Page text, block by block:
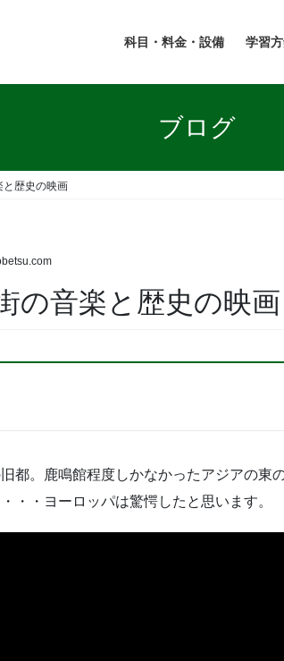
科目・料金・設備 学習
ブログ
と歴史の映画
の音楽と歴史の映画
都。鹿鳴館程度しかなかったアジアの東
・・ヨーロッパは驚愕したと思います。